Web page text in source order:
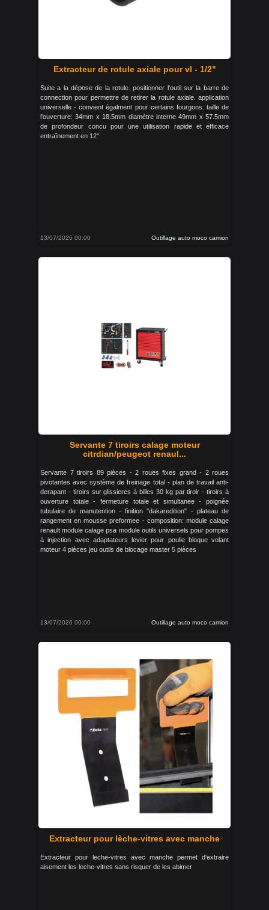
Extracteur de rotule axiale pour vl - 1/2"
Suite a la dépose de la rotule. positionner l'outil sur la barre de
connection pour permettre de retirer la rotule axiale. application
universelle - convient égalment pour certains fourgons. taille de
l'ouverture: 34mm x 18.5mm diamètre interne 49mm x 57.5mm
de profondeur concu pour une utilisation rapide et efficace
entraînement en 12"
13/07/2026 00:00 Outillage auto moco camion
Servante 7 tiroirs calage moteur
citrdian/peugeot renaul...
Servante 7 tiroirs 89 pièces - 2 roues fixes grand - 2 roues
pivotantes avec système de freinage total - plan de travail anti-
derapant - tiroirs sur glissieres à billes 30 kg par tiroir - tiroirs à
ouverture totale - fermeture totale et simultanee - poignée
tubulaire de manutention - finition "dakaredition" - plateau de
rangement en mousse preformee - composition: module calage
renault module calage psa module outils universels pour pompes
à injection avec adaptateurs levier pour poulie bloque volant
moteur 4 pièces jeu outils de blocage master 5 pièces
13/07/2026 00:00 Outillage auto moco camion
Extracteur pour lèche-vitres avec manche
Extracteur pour leche-vitres avec manche permet d'extraire
aisement les leche-vitres sans risquer de les abimer